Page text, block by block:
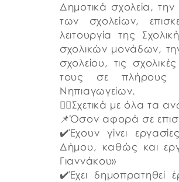
Δημοτικά σχολεία,
των σχολείων,
λειτουργία της
σχολικών μονάδων,
σχολείου, τις
τους σε πλήρους
Νηπιαγωγείων.
👉🏼Σχετικά με όλα τα
📌Όσον αφορά σε
✔️Έχουν γίνει
Δήμου, καθώς και
Γιαννάκου»
✔️Έχει